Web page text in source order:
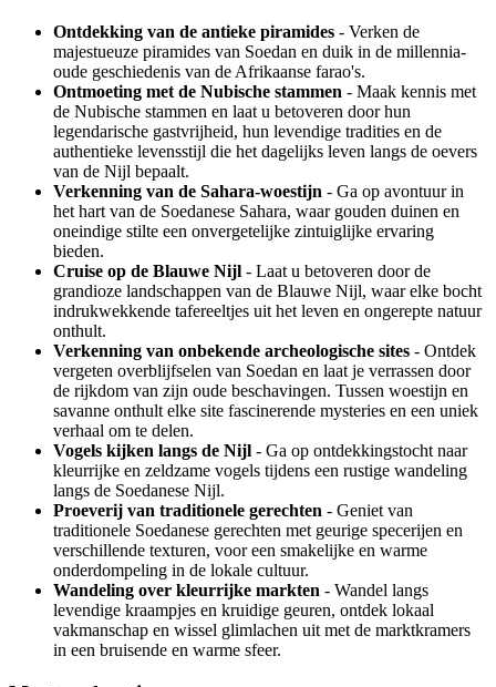
Ontdekking van de antieke piramides - Verken de
majestueuze piramides van Soedan en duik in de millennia-
oude geschiedenis van de Afrikaanse farao's.
Ontmoeting met de Nubische stammen - Maak kennis met
de Nubische stammen en laat u betoveren door hun
legendarische gastvrijheid, hun levendige tradities en de
authentieke levensstijl die het dagelijks leven langs de oevers
van de Nijl bepaalt.
Verkenning van de Sahara-woestijn - Ga op avontuur in
het hart van de Soedanese Sahara, waar gouden duinen en
oneindige stilte een onvergetelijke zintuiglijke ervaring
bieden.
Cruise op de Blauwe Nijl - Laat u betoveren door de
grandioze landschappen van de Blauwe Nijl, waar elke bocht
indrukwekkende tafereeltjes uit het leven en ongerepte natuur
onthult.
Verkenning van onbekende archeologische sites - Ontdek
vergeten overblijfselen van Soedan en laat je verrassen door
de rijkdom van zijn oude beschavingen. Tussen woestijn en
savanne onthult elke site fascinerende mysteries en een uniek
verhaal om te delen.
Vogels kijken langs de Nijl - Ga op ontdekkingstocht naar
kleurrijke en zeldzame vogels tijdens een rustige wandeling
langs de Soedanese Nijl.
Proeverij van traditionele gerechten - Geniet van
traditionele Soedanese gerechten met geurige specerijen en
verschillende texturen, voor een smakelijke en warme
onderdompeling in de lokale cultuur.
Wandeling over kleurrijke markten - Wandel langs
levendige kraampjes en kruidige geuren, ontdek lokaal
vakmanschap en wissel glimlachen uit met de marktkramers
in een bruisende en warme sfeer.